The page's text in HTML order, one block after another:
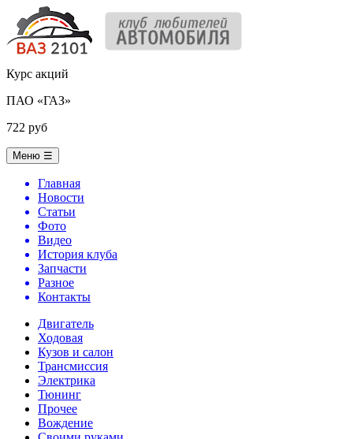
Курс акций
ПАО «ГАЗ»
722 руб
Меню ☰
Главная
Новости
Статьи
Фото
Видео
История клуба
Запчасти
Разное
Контакты
Двигатель
Ходовая
Кузов и салон
Трансмиссия
Электрика
Тюнинг
Прочее
Вождение